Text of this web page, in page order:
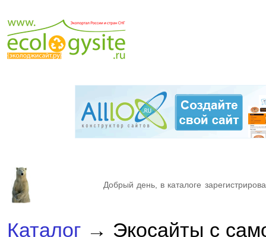
Добрый день, в каталоге
Каталог→ Экосайты с